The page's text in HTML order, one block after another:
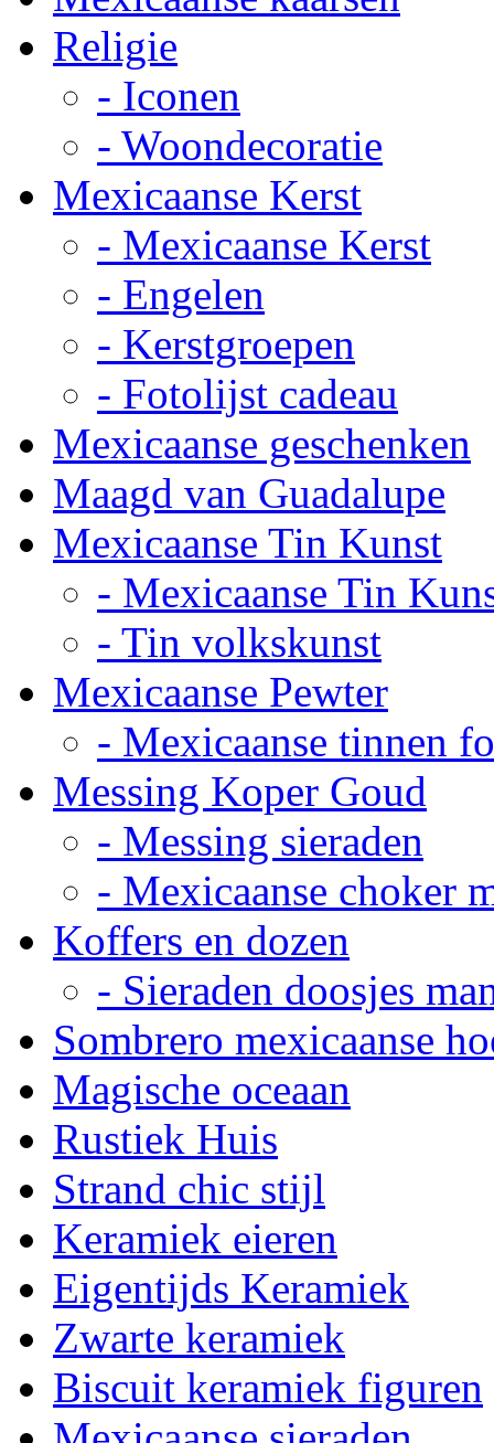
Religie
- Iconen
- Woondecoratie
Mexicaanse Kerst
- Mexicaanse Kerst
- Engelen
- Kerstgroepen
- Fotolijst cadeau
Mexicaanse geschenken
Maagd van Guadalupe
Mexicaanse Tin Kunst
- Mexicaanse Tin
- Tin volkskunst
Mexicaanse Pewter
- Mexicaanse tinnen
Messing Koper Goud
- Messing sieraden
- Mexicaanse choker
Koffers en dozen
- Sieraden doosjes
Sombrero mexicaanse
Magische oceaan
Rustiek Huis
Strand chic stijl
Keramiek eieren
Eigentijds Keramiek
Zwarte keramiek
Biscuit keramiek figuren